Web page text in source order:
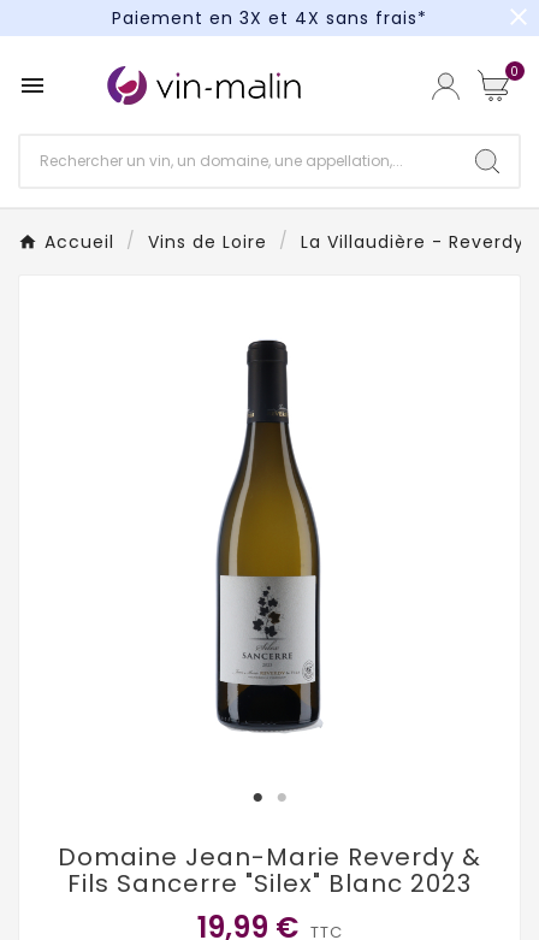
Paiement en 3X et 4X sans frais*
Paiement en 3X et 4X sans frais*
close
 0
Accueil Vins de Loire La Villaudière - Reverdy
Domaine Jean-Marie Reverdy &
Fils Sancerre "Silex" Blanc 2023
19,99 € TTC